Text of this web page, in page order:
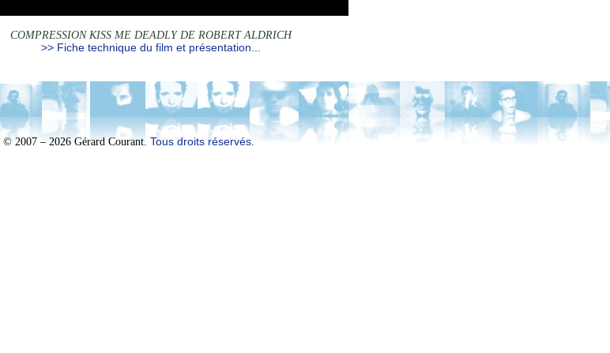
COMPRESSION KISS ME DEADLY DE ROBERT ALDRICH
>> Fiche technique du film et présentation...
© 2007 – 2026 Gérard Courant. Tous droits réservés.